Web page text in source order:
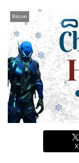
Bitcoin
X